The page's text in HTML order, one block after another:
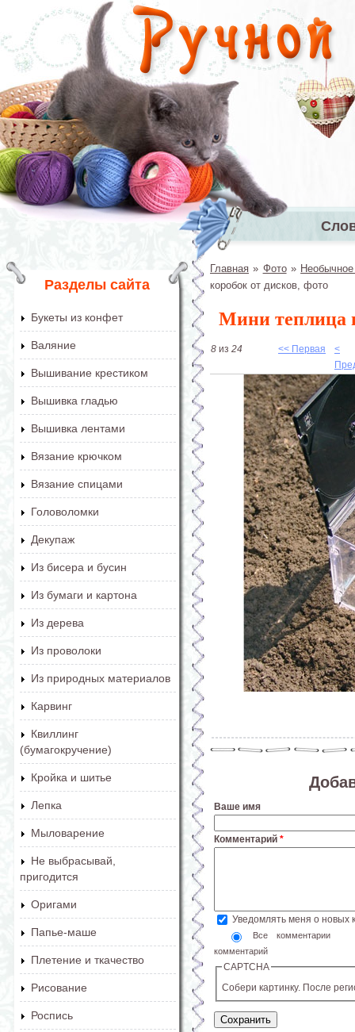
Перейти к основному содержанию
Главное
Разделы сайта
Букеты из конфет
Валяние
Вышивание крестиком
Вышивка гладью
Вышивка лентами
Вязание крючком
Вязание спицами
Головоломки
Декупаж
Из бисера и бусин
Из бумаги и картона
Из дерева
Из проволоки
Из природных материалов
Карвинг
Квиллинг
(бумагокручение)
Кройка и шитье
Лепка
Мыловарение
Не выбрасывай,
пригодится
Оригами
Папье-маше
Плетение и ткачество
Рисование
Роспись
Вы здесь
Главная » Фото »
коробок от дисков, фото
Мини теплица
8 из 24 << Первая
<
Ваше имя
Комментарий *
Уведомлять меня о новых
Все комментарии
комментарий
CAPTCHA
Собери картинку. После